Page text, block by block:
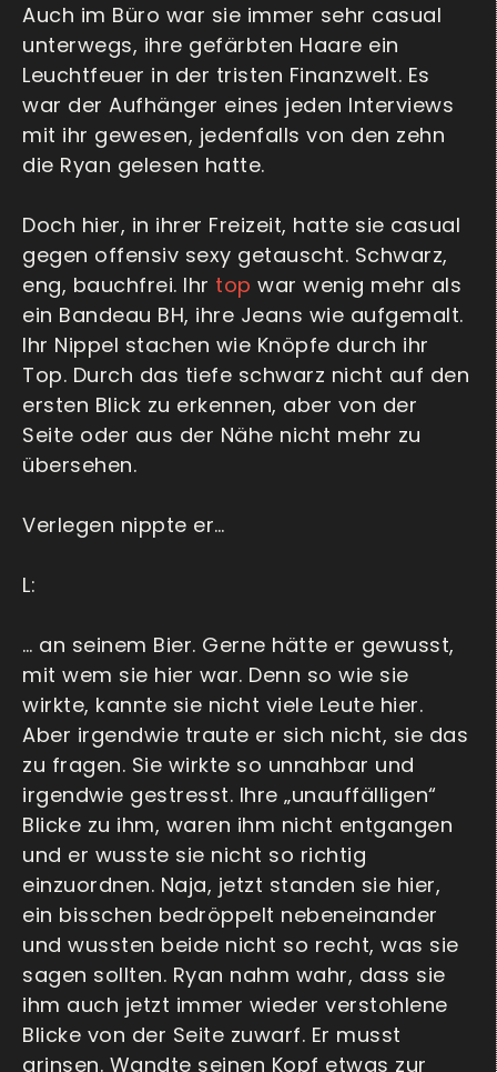
Auch im Büro war sie immer sehr casual
unterwegs, ihre gefärbten Haare ein
Leuchtfeuer in der tristen Finanzwelt. Es
war der Aufhänger eines jeden Interviews
mit ihr gewesen, jedenfalls von den zehn
die Ryan gelesen hatte.
Doch hier, in ihrer Freizeit, hatte sie casual
gegen offensiv sexy getauscht. Schwarz,
eng, bauchfrei. Ihr top war wenig mehr als
ein Bandeau BH, ihre Jeans wie aufgemalt.
Ihr Nippel stachen wie Knöpfe durch ihr
Top. Durch das tiefe schwarz nicht auf den
ersten Blick zu erkennen, aber von der
Seite oder aus der Nähe nicht mehr zu
übersehen.
Verlegen nippte er…
L:
… an seinem Bier. Gerne hätte er gewusst,
mit wem sie hier war. Denn so wie sie
wirkte, kannte sie nicht viele Leute hier.
Aber irgendwie traute er sich nicht, sie das
zu fragen. Sie wirkte so unnahbar und
irgendwie gestresst. Ihre „unauffälligen“
Blicke zu ihm, waren ihm nicht entgangen
und er wusste sie nicht so richtig
einzuordnen. Naja, jetzt standen sie hier,
ein bisschen bedröppelt nebeneinander
und wussten beide nicht so recht, was sie
sagen sollten. Ryan nahm wahr, dass sie
ihm auch jetzt immer wieder verstohlene
Blicke von der Seite zuwarf. Er musst
grinsen. Wandte seinen Kopf etwas zur